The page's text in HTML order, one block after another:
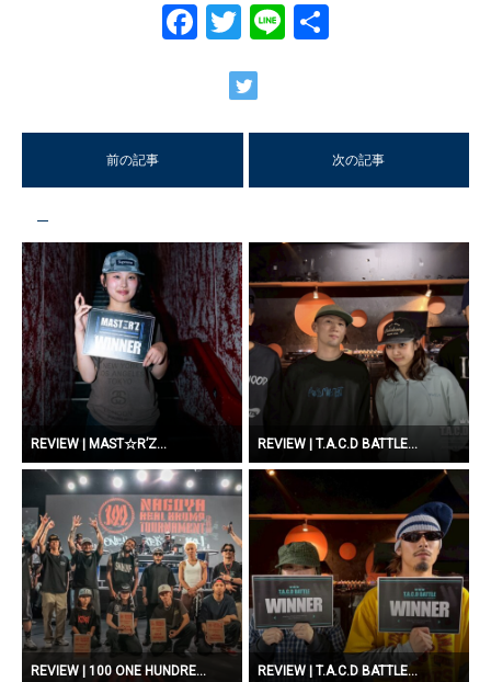
Facebook
Twitter
Line
前の記事 次の記事
REVIEW | MAST☆R’Z... REVIEW | T.A.C.D BATTLE...
REVIEW | 100 ONE HUNDRE... REVIEW | T.A.C.D BATTLE...